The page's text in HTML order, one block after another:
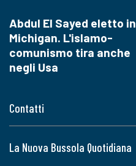
Contatti
La Nuova Bussola Quotidiana
Abdul El Sayed eletto in
Michigan. L'islamo-
comunismo tira anche
negli Usa